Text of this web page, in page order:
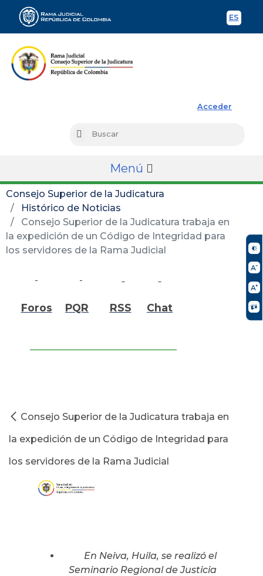
ES
Acceder
Buscar
Menú
Consejo Superior de la Judicatura
Histórico de Noticias
Consejo Superior de la Judicatura trabaja en
la expedición de un Código de Integridad para
los servidores de la Rama Judicial
Foros PQR RSS Chat
Consejo Superior de la Judicatura trabaja en
la expedición de un Código de Integridad para
los servidores de la Rama Judicial
En Neiva, Huila, se realizó el
Seminario Regional de Justicia